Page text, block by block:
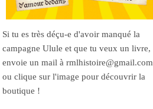
Si tu es très déçu-e d'avoir manqué la
campagne Ulule et que tu veux un livre,
envoie un mail à rmlhistoire@gmail.com
ou clique sur l'image pour découvrir la
boutique !